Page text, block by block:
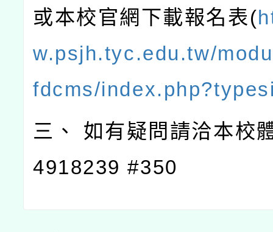
或本校官網下載報名表(
w.psjh.tyc.edu.tw/
fdcms/
三、 如有疑問請洽本校
4918239 #350